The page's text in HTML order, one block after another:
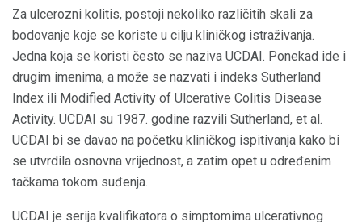
Za ulcerozni kolitis, postoji nekoliko različitih skali za
bodovanje koje se koriste u cilju kliničkog istraživanja.
Jedna koja se koristi često se naziva UCDAI. Ponekad ide i
drugim imenima, a može se nazvati i indeks Sutherland
Index ili Modified Activity of Ulcerative Colitis Disease
Activity. UCDAI su 1987. godine razvili Sutherland, et al.
UCDAI bi se davao na početku kliničkog ispitivanja kako bi
se utvrdila osnovna vrijednost, a zatim opet u određenim
tačkama tokom suđenja.
UCDAI je serija kvalifikatora o simptomima ulcerativnog